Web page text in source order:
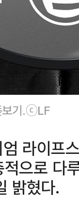
보기.ⓒLF
라이프
으로 다
밝혔다.